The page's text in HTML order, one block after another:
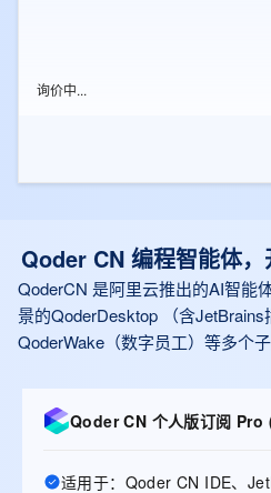
点击立即购买，获取最新价格
Qoder CN 编程智能体
QoderCN 是阿里云推出的AI智能
景的QoderDesktop （含JetBrains
QoderWake（数字员工）等多个子
Qoder CN 个人版订阅
适用于：Qoder CN IDE、